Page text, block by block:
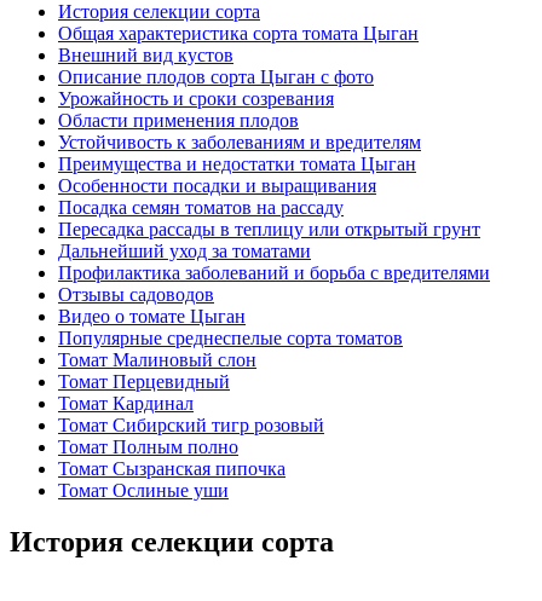
История селекции сорта
Общая характеристика сорта томата Цыган
Внешний вид кустов
Описание плодов сорта Цыган с фото
Урожайность и сроки созревания
Области применения плодов
Устойчивость к заболеваниям и вредителям
Преимущества и недостатки томата Цыган
Особенности посадки и выращивания
Посадка семян томатов на рассаду
Пересадка рассады в теплицу или открытый грунт
Дальнейший уход за томатами
Профилактика заболеваний и борьба с вредителями
Отзывы садоводов
Видео о томате Цыган
Популярные среднеспелые сорта томатов
Томат Малиновый слон
Томат Перцевидный
Томат Кардинал
Томат Сибирский тигр розовый
Томат Полным полно
Томат Сызранская пипочка
Томат Ослиные уши
История селекции сорта